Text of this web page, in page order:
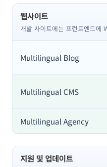
웹사이트
개발 사이트에는 프런트엔드에
지원 및 업데이트